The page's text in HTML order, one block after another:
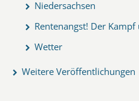
Niedersachsen
Rentenangst! Der
Wetter
Weitere Veröffentlichungen